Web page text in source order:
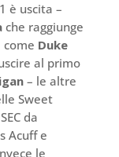
è uscita –
che raggiunge
Duke
al primo
– le altre
Sweet
da
Acuff e
le